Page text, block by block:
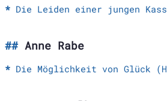
Die Leiden einer jungen
Anne Rabe
Die Möglichkeit von Glück